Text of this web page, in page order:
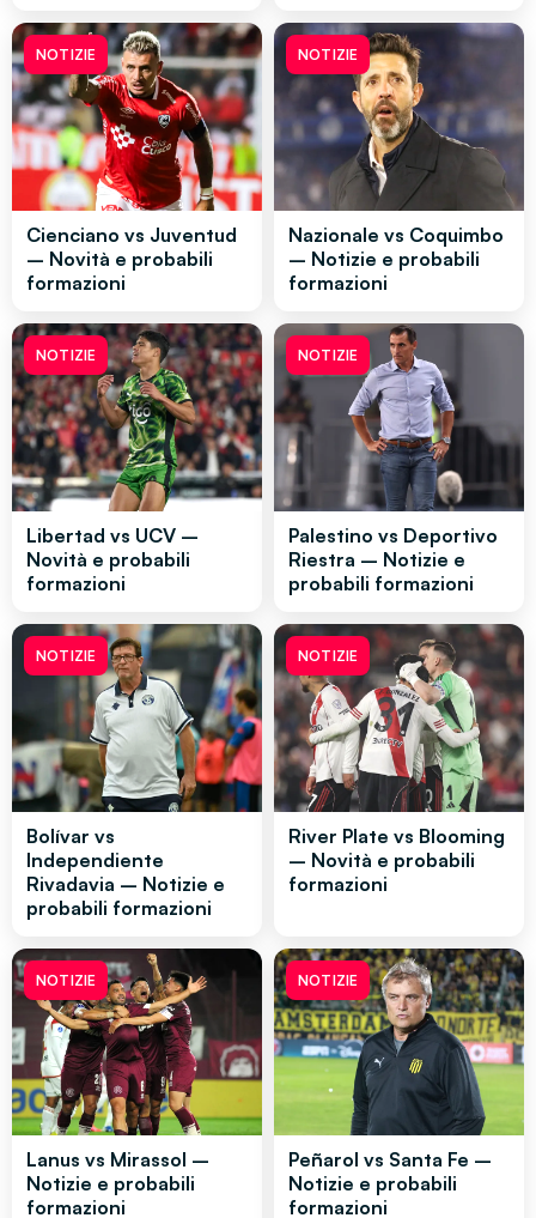
NOTIZIE
Cienciano vs Juventud
– Novità e probabili
formazioni
NOTIZIE
Nazionale vs Coquimbo
– Notizie e probabili
formazioni
NOTIZIE
Libertad vs UCV –
Novità e probabili
formazioni
NOTIZIE
Palestino vs Deportivo
Riestra – Notizie e
probabili formazioni
NOTIZIE
Bolívar vs
Independiente
Rivadavia – Notizie e
probabili formazioni
NOTIZIE
River Plate vs Blooming
– Novità e probabili
formazioni
NOTIZIE
Lanus vs Mirassol –
Notizie e probabili
formazioni
NOTIZIE
Peñarol vs Santa Fe –
Notizie e probabili
formazioni